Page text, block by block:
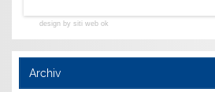
design by siti web ok
Archiv